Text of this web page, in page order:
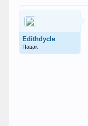
Edithdycle
Пацак